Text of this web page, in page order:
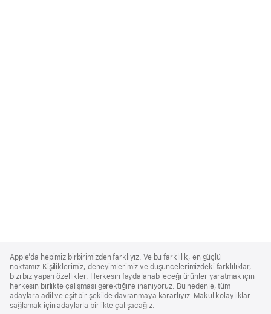
Footer
Apple’da hepimiz birbirimizden farklıyız. Ve bu farklılık, en güçlü
noktamız.Kişiliklerimiz, deneyimlerimiz ve düşüncelerimizdeki farklılıklar,
bizi biz yapan özellikler. Herkesin faydalanabileceği ürünler yaratmak için
herkesin birlikte çalışması gerektiğine inanıyoruz. Bu nedenle, tüm
adaylara adil ve eşit bir şekilde davranmaya kararlıyız. Makul kolaylıklar
sağlamak için adaylarla birlikte çalışacağız.